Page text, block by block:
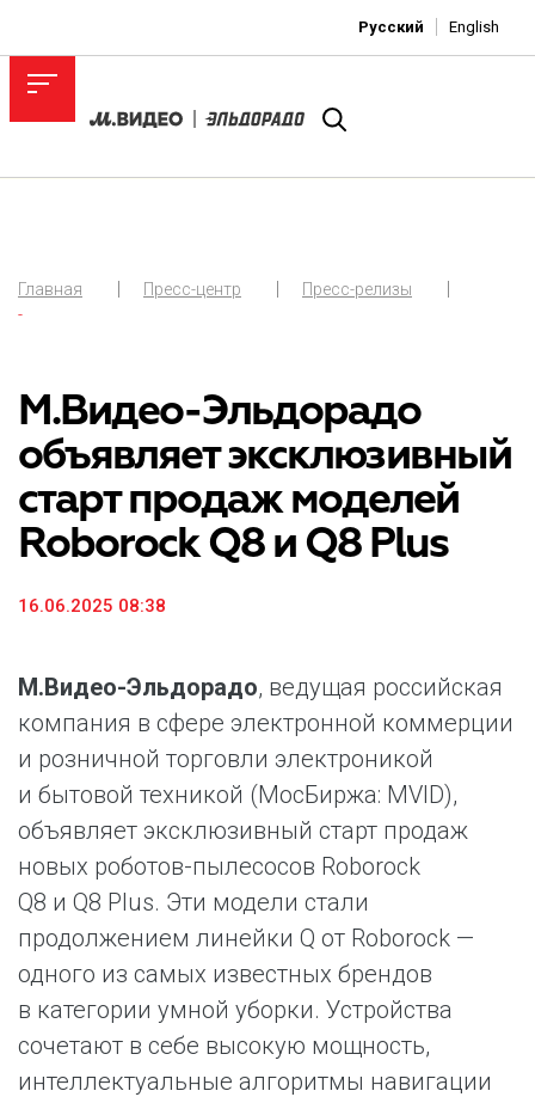
Русский English
Главная Пресс-центр
Пресс-релизы
-
М.Видео-Эльдорадо
объявляет эксклюзивный
старт продаж моделей
Roborock Q8 и Q8 Plus
16.06.2025 08:38
М.Видео-Эльдорадо, ведущая российская
компания в сфере электронной коммерции
и розничной торговли электроникой
и бытовой техникой (МосБиржа: MVID),
объявляет эксклюзивный старт продаж
новых роботов-пылесосов Roborock
Q8 и Q8 Plus. Эти модели стали
продолжением линейки Q от Roborock —
одного из самых известных брендов
в категории умной уборки. Устройства
сочетают в себе высокую мощность,
интеллектуальные алгоритмы навигации